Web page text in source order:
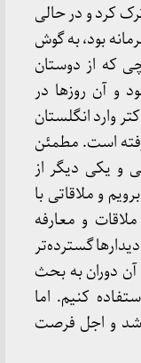
کرد و در حالی
بود، به گوش
که از دوستان
و آن روزها در
وارد انگلستان
است. مطمئن
و یکی دیگر از
و ملاقاتی با
و معارفه
گسترده‌‌تر
آن دوران به بحث
کنیم. اما
شد و اجل فرصت